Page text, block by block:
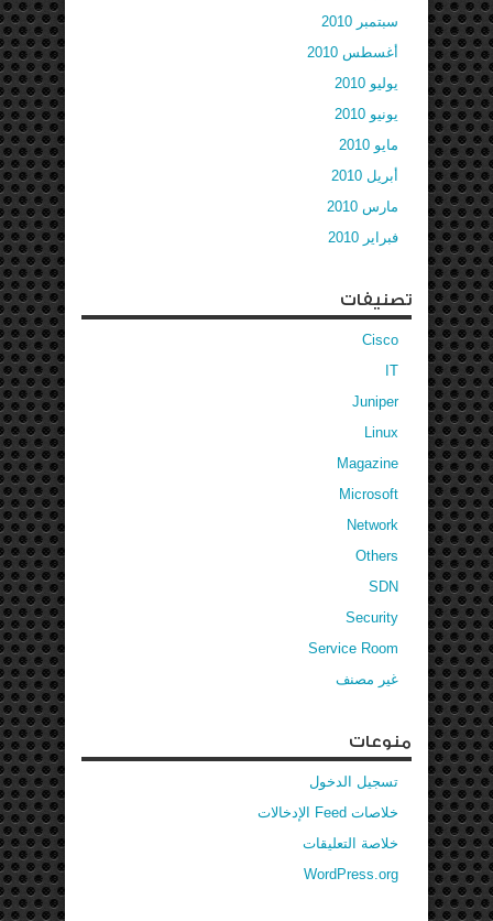
سبتمبر 2010
أغسطس 2010
يوليو 2010
يونيو 2010
مايو 2010
أبريل 2010
مارس 2010
فبراير 2010
تصنيفات
Cisco
IT
Juniper
Linux
Magazine
Microsoft
Network
Others
SDN
Security
Service Room
غير مصنف
منوعات
تسجيل الدخول
خلاصات Feed الإدخالات
خلاصة التعليقات
WordPress.org